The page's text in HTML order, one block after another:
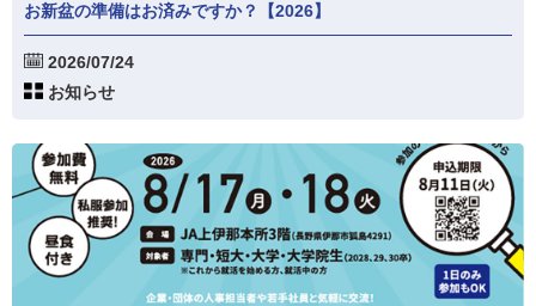
お新盆の準備はお済みですか？【2026】
2026/07/24
お知らせ